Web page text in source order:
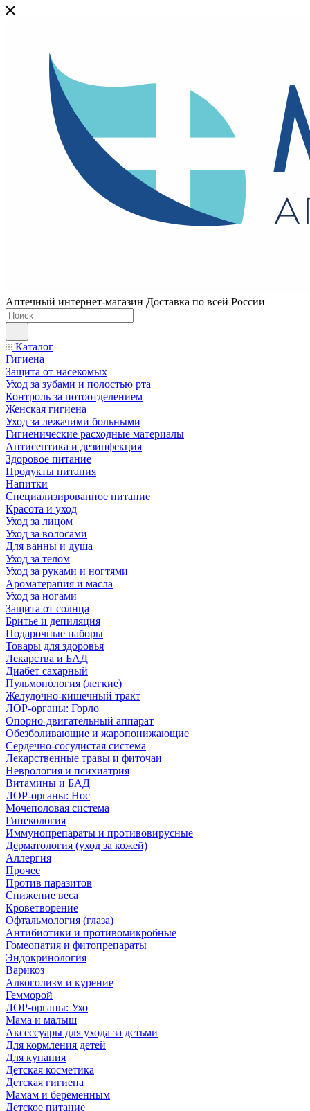
Аптечный интернет-магазин Доставка по всей России
Каталог
Гигиена
Защита от насекомых
Уход за зубами и полостью рта
Контроль за потоотделением
Женская гигиена
Уход за лежачими больными
Гигиенические расходные материалы
Антисептика и дезинфекция
Здоровое питание
Продукты питания
Напитки
Специализированное питание
Красота и уход
Уход за лицом
Уход за волосами
Для ванны и душа
Уход за телом
Уход за руками и ногтями
Ароматерапия и масла
Уход за ногами
Защита от солнца
Бритье и депиляция
Подарочные наборы
Товары для здоровья
Лекарства и БАД
Диабет сахарный
Пульмонология (легкие)
Желудочно-кишечный тракт
ЛОР-органы: Горло
Опорно-двигательный аппарат
Обезболивающие и жаропонижающие
Сердечно-сосудистая система
Лекарственные травы и фиточаи
Неврология и психиатрия
Витамины и БАД
ЛОР-органы: Нос
Мочеполовая система
Гинекология
Иммунопрепараты и противовирусные
Дерматология (уход за кожей)
Аллергия
Прочее
Против паразитов
Снижение веса
Кроветворение
Офтальмология (глаза)
Антибиотики и противомикробные
Гомеопатия и фитопрепараты
Эндокринология
Варикоз
Алкоголизм и курение
Гемморой
ЛОР-органы: Ухо
Мама и малыш
Аксессуары для ухода за детьми
Для кормления детей
Для купания
Детская косметика
Детская гигиена
Мамам и беременным
Детское питание